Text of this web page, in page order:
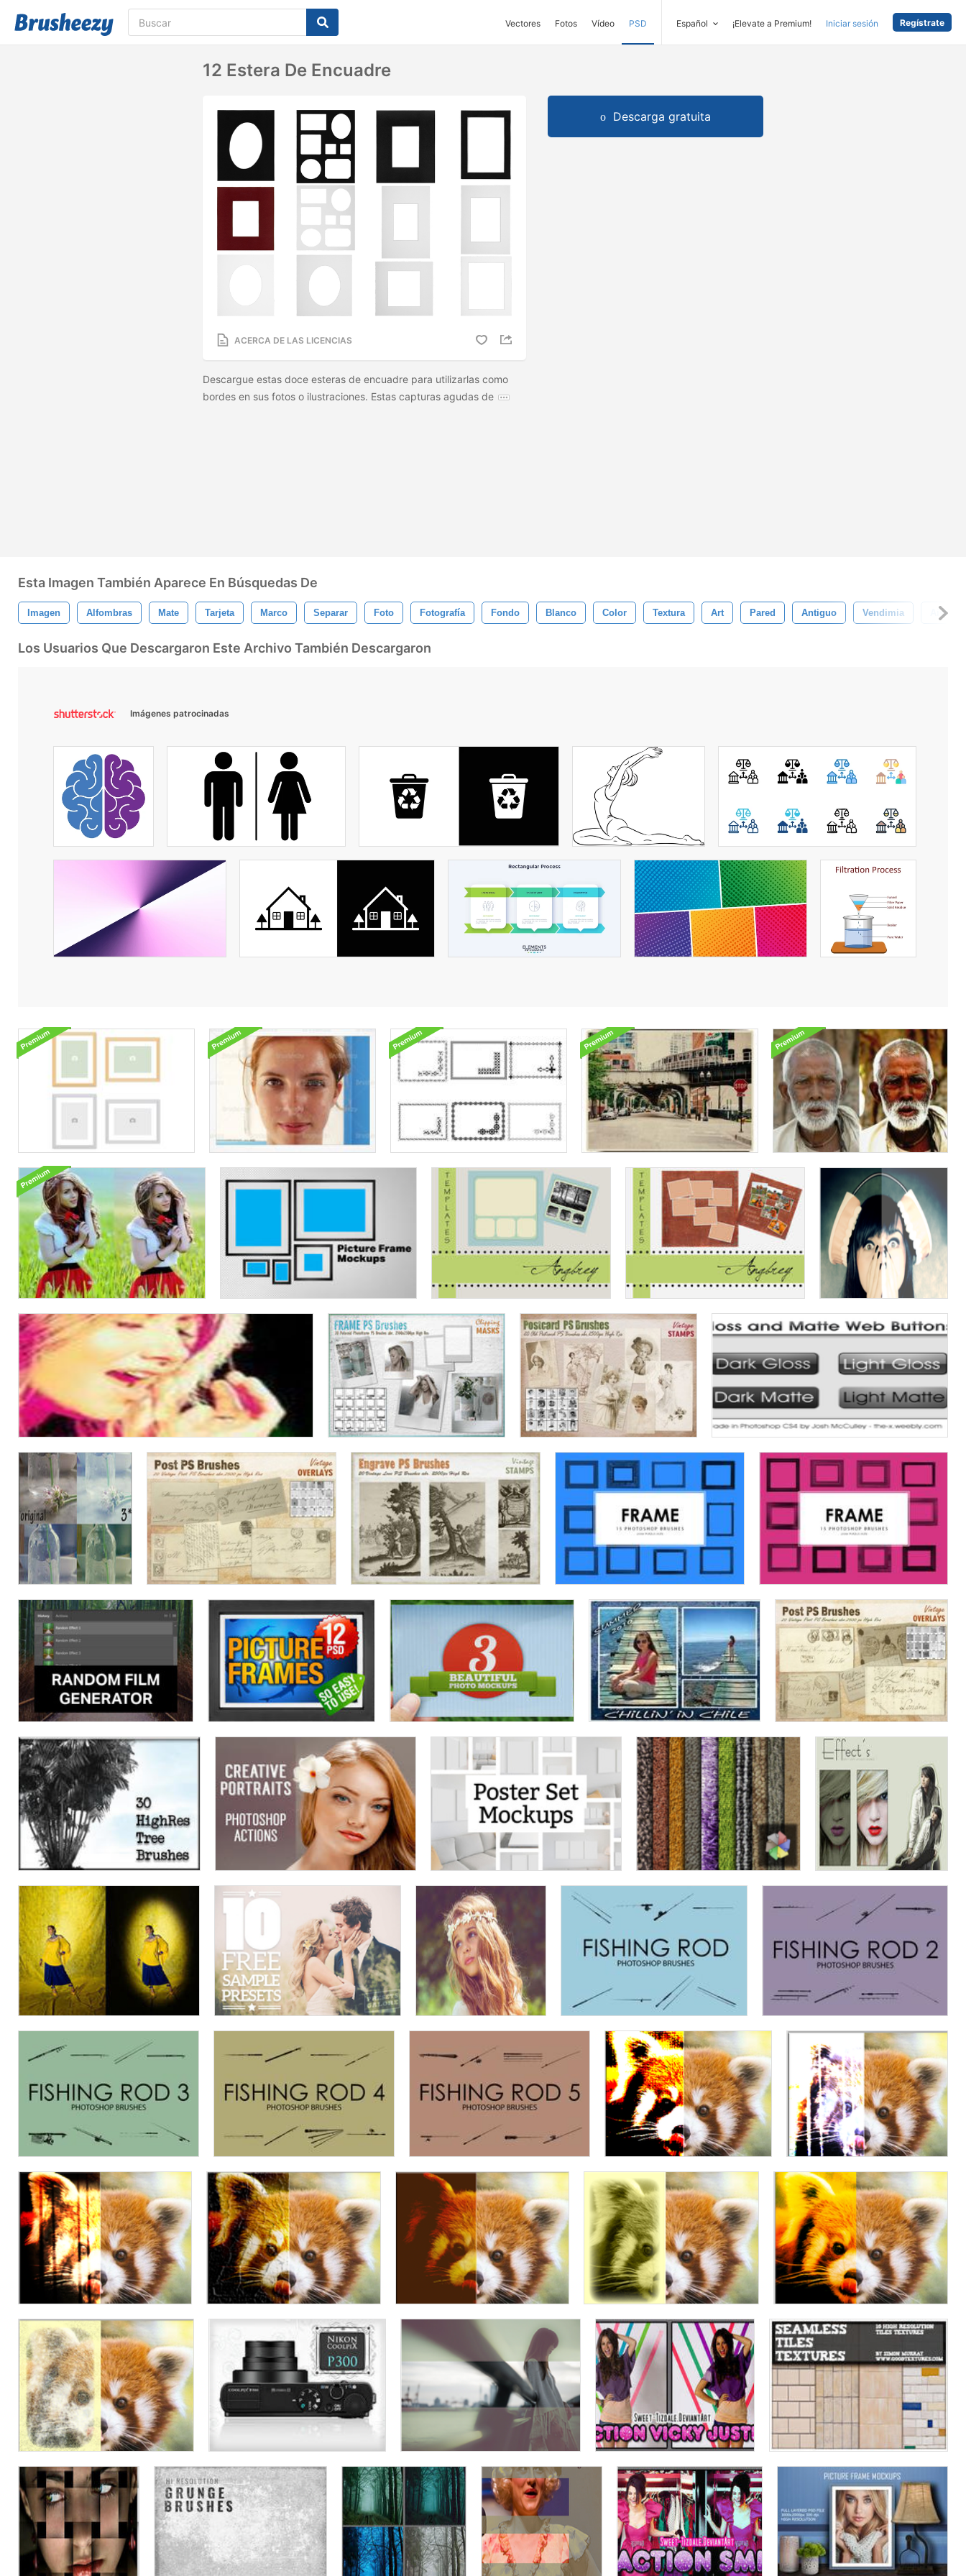
Vectores Fotos Vídeo PSD Español ¡Elevate a Premium! Iniciar sesión Regístrate
12 Estera De Encuadre
ACERCA DE LAS LICENCIAS
Descargue estas doce esteras de encuadre para utilizarlas como
bordes en sus fotos o ilustraciones. Estas capturas agudas de
Descarga gratuita
Esta Imagen También Aparece En Búsquedas De
Imagen Alfombras Mate Tarjeta Marco Separar Foto Fotografía Fondo Blanco Color Textura Art Pared Antiguo Vendimia Aislado
Los Usuarios Que Descargaron Este Archivo También Descargaron
Imágenes patrocinadas